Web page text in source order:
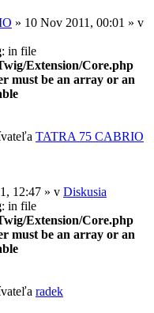
» 10 Nov 2011, 00:01 » v
: in file
Extension/Core.php
must be an array or an
TATRA 75 CABRIO
12:47 » v Diskusia
: in file
Extension/Core.php
must be an array or an
radek